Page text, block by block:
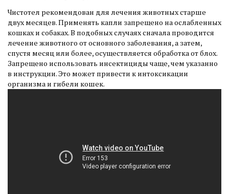
Чистотел рекомендован для лечения животных старше
двух месяцев. Применять капли запрещено на ослабленных
кошках и собаках. В подобных случаях сначала проводится
лечение животного от основного заболевания, а затем,
спустя месяц или более, осуществляется обработка от блох.
Запрещено использовать инсектициды чаще, чем указанно
в инструкции. Это может привести к интоксикации
организма и гибели кошек.